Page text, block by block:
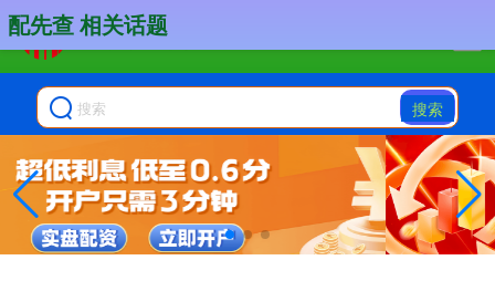
搜索
配先查 相关话题